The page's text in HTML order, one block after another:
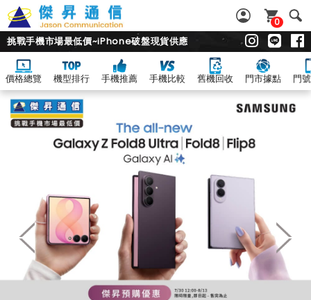
0
挑戰手機市場最低價~iPhone破盤現貨供應
價格總覽 機型排行 手機推薦 手機比較 舊機回收 門市據點 門